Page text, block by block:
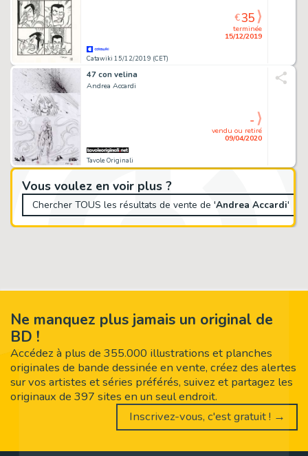
Vous voulez en voir plus ?
Chercher TOUS les résultats de vente de 'Andrea Accardi' →
Catawiki 15/12/2019 (CET)
terminée
15/12/2019
€35
47 con velina
Andrea Accardi
Tavole Originali
vendu ou retiré
09/04/2020
-
Ne manquez plus jamais un original de
BD !
Accédez à plus de 355.000 illustrations et planches
originales de bande dessinée en vente, créez des alertes
sur vos artistes et séries préférés, suivez et partagez les
originaux de 397 sites en un seul endroit.
Inscrivez-vous, c'est gratuit ! →